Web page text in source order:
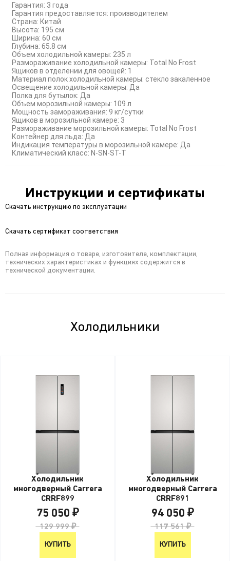
Гарантия: 3 года
Гарантия предоставляется: производителем
Страна: Китай
Высота: 195 см
Ширина: 60 см
Глубина: 65.8 см
Объем холодильной камеры: 235 л
Размораживание холодильной камеры: Total No Frost
Ящиков в отделении для овощей: 1
Материал полок холодильной камеры: стекло закаленное
Освещение холодильной камеры: Да
Полка для бутылок: Да
Объем морозильной камеры: 109 л
Мощность замораживания: 9 кг/сутки
Ящиков в морозильной камере: 3
Размораживание морозильной камеры: Total No Frost
Контейнер для льда: Да
Индикация температуры в морозильной камере: Да
Климатический класс: N-SN-ST-T
Инструкции и сертификаты
Скачать инструкцию по эксплуатации
Скачать сертификат соответствия
Полная информация о товаре, изготовителе, комплектации,
технических характеристиках и функциях содержится в
технической документации.
Холодильники
Холодильник
многодверный Carrera
CRRF899
75 050 ₽
129 999 ₽
КУПИТЬ
Холодильник
многодверный Carrera
CRRF891
94 050 ₽
117 561 ₽
КУПИТЬ